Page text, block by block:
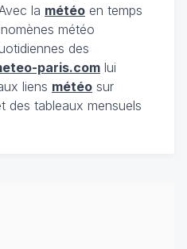
la météo en temps
météo
des
paris.com lui
liens météo sur
des tableaux mensuels